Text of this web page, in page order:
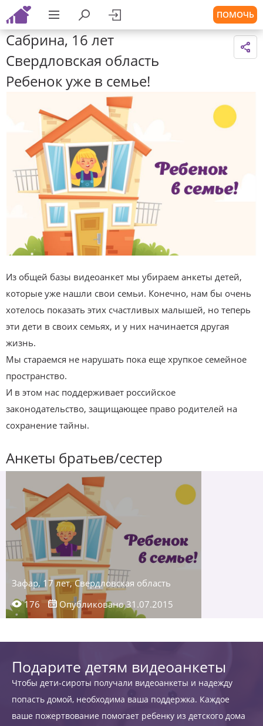
ПОМОЧЬ
Сабрина, 16 лет
Свердловская область
Ребенок уже в семье!
Из общей базы видеоанкет мы убираем анкеты детей,
которые уже нашли свои семьи. Конечно, нам бы очень
хотелось показать этих счастливых малышей, но теперь
эти дети в своих семьях, и у них начинается другая
жизнь.
Мы стараемся не нарушать пока еще хрупкое семейное
пространство.
И в этом нас поддерживает российское
законодательство, защищающее право родителей на
сохранение тайны.
Анкеты братьев/сестер
Зафар, 17 лет, Свердловская область
176
Опубликовано 31.07.2015
Подарите детям видеоанкеты
Чтобы дети-сироты получали видеоанкеты и надежду
попасть домой, необходима ваша поддержка. Каждое
ваше пожертвование помогает ребенку из детского дома